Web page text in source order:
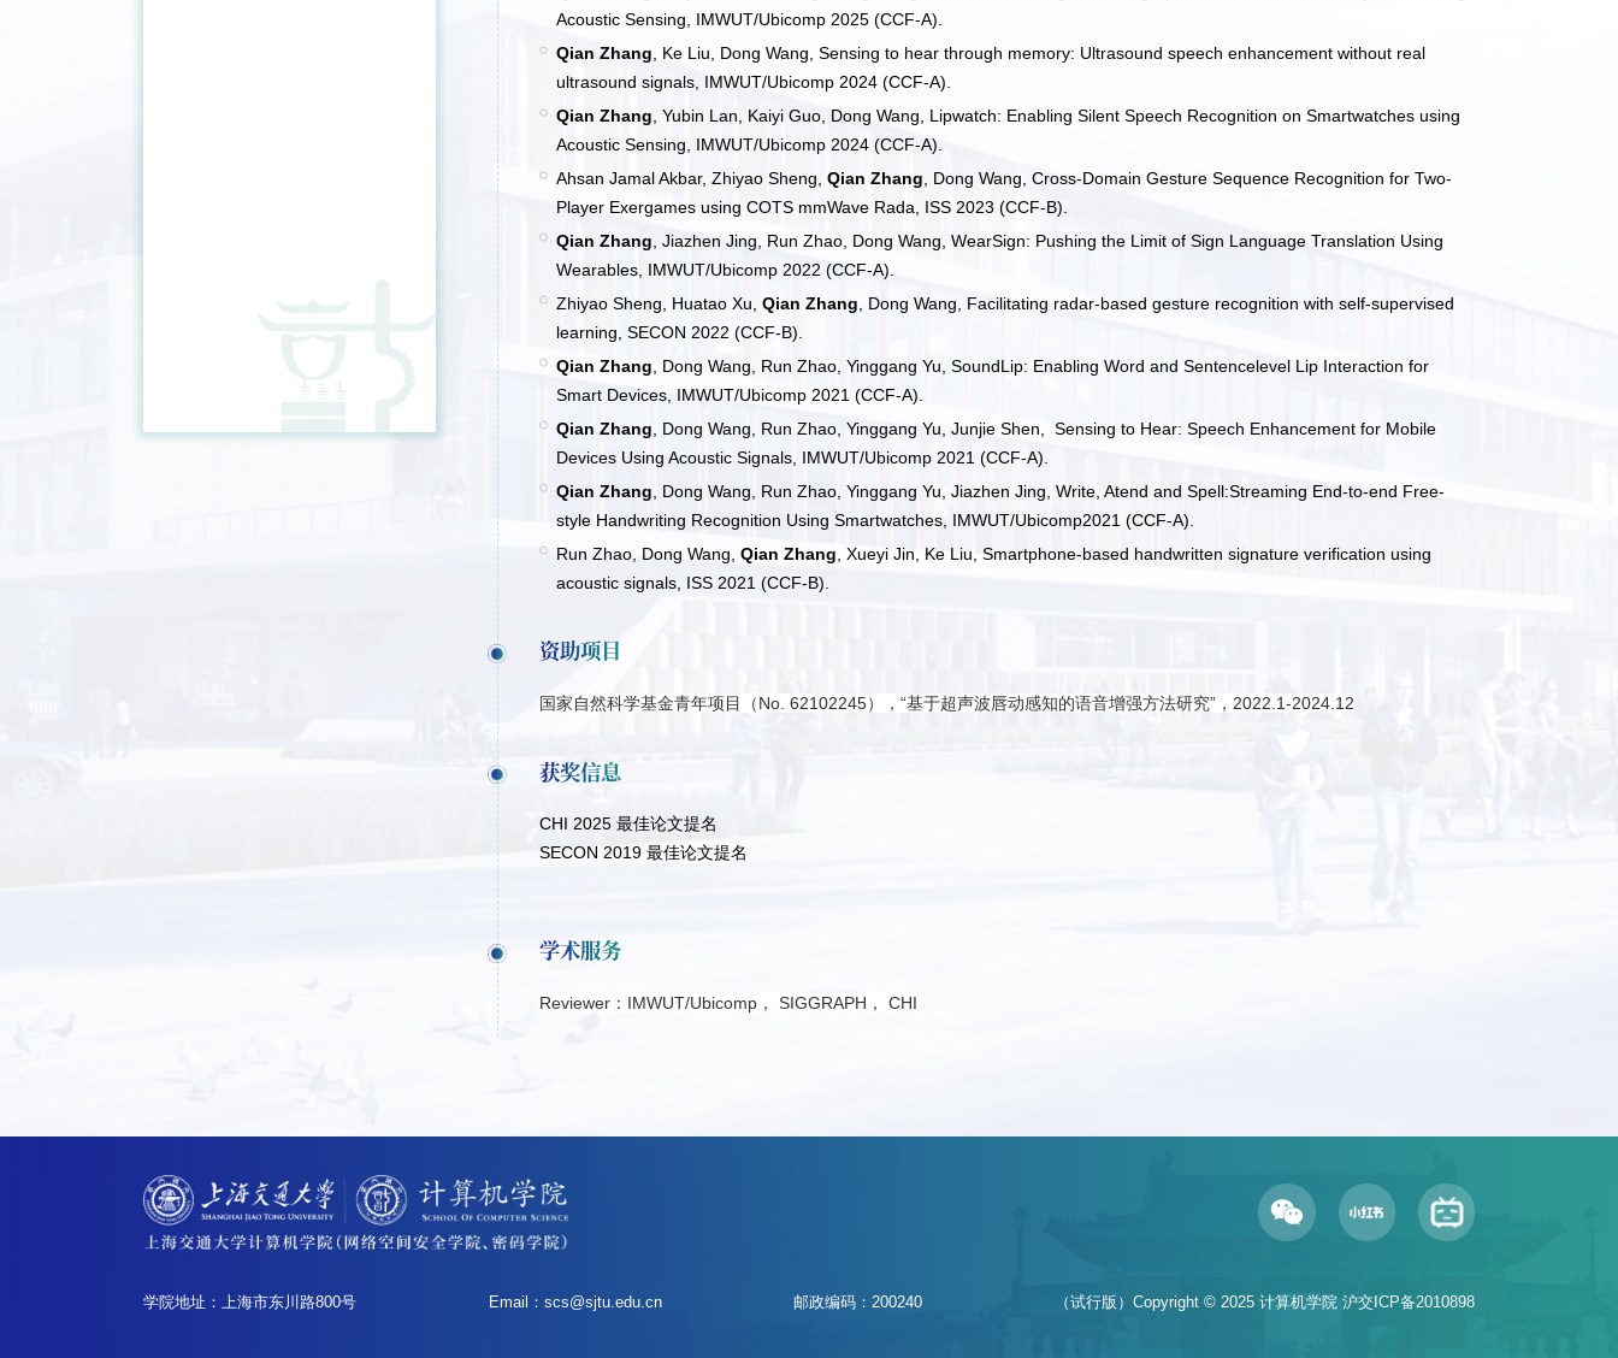
Acoustic Sensing, IMWUT/Ubicomp 2025 (CCF-A).
Qian Zhang
Ke Liu, Dong Wang, Sensing to hear through memory: Ultrasound speech enhancement without real
ultrasound signals, IMWUT/Ubicomp 2024 (CCF-A).
Qian Zhang , Yubin Lan, Kaiyi Guo, Dong Wang, Lipwatch: Enabling Silent Speech Recognition on Smartwatches using
Acoustic Sensing, IMWUT/Ubicomp 2024 (CCF-A).
Ahsan Jamal Akbar, Zhiyao Sheng,Qian Zhang , Dong Wang, Cross-Domain Gesture Sequence Recognition for Two-
Player Exergames using COTS mmWave Rada, ISS 2023 (CCF-B).
Qian Zhang , Jiazhen Jing, Run Zhao, Dong Wang, WearSign: Pushing the Limit of Sign Language Translation Using
Wearables, IMWUT/Ubicomp 2022 (CCF-A).
Zhiyao Sheng, Huatao Xu,Qian Zhang , Dong Wang, Facilitating radar-based gesture recognition with self-supervised
learning, SECON 2022 (CCF-B).
Qian Zhang , Dong Wang, Run Zhao, Yinggang Yu, SoundLip: Enabling Word and Sentencelevel Lip Interaction for
Smart Devices, IMWUT/Ubicomp 2021 (CCF-A).
Qian Zhang , Dong Wang, Run Zhao, Yinggang Yu, Junjie Shen, Sensing to Hear: Speech Enhancement for Mobile
Devices Using Acoustic Signals, IMWUT/Ubicomp 2021 (CCF-A).
Qian Zhang , Dong Wang, Run Zhao, Yinggang Yu, Jiazhen Jing, Write, Atend and Spell:Streaming End-to-end Free-
style Handwriting Recognition Using Smartwatches, IMWUT/Ubicomp2021 (CCF-A).
Run Zhao, Dong Wang,Qian Zhang , Xueyi Jin, Ke Liu, Smartphone-based handwritten signature verification using
acoustic signals, ISS 2021 (CCF-B).
资助项目
国家自然科学基金青年项目（No. 62102245），“基于超声波唇动感知的语音增强方法研究”， 2022.1-2024.12
获奖信息
CHI 2025 最佳论文提名
SECON 2019 最佳论文提名
学术服务
Reviewer：IMWUT/Ubicomp， SIGGRAPH， CHI
学院地址：上海市东川路800号 Email：scs@sjtu.edu.cn 邮政编码：200240 （试行版）Copyright © 2025 计算机学院沪交ICP备2010898